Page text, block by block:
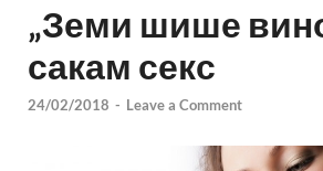
„Земи шише
сакам секс
24/02/2018 - Leave a Comment